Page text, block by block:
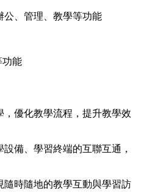
公、管理、教學等功能
功能
優化教學流程，提升教學效
備、學習終端的互聯互通，
時隨地的教學互動與學習訪